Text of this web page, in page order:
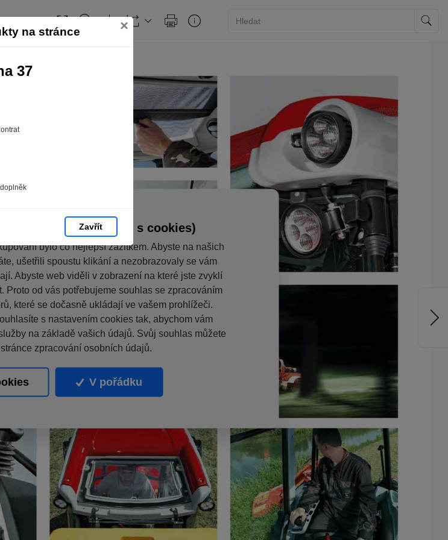
na stránce ×
37
Zavřít
jak ho znáte (souhlas s cookies)
bylo co nejlepší zážitkem. Abyste na našich
ušetřili spoustu klikání a nezobrazovaly se vám
Abyste web viděli v zobrazení na které jste zvyklí
Proto od vás potřebujeme souhlas se zpracováním
které se dočasně ukládají ve vašem prohlížeči.
s nastavením cookies tak, abychom vám
na základě vašich údajů. Svůj souhlas můžete
zpracování osobních údajů.
V pořádku